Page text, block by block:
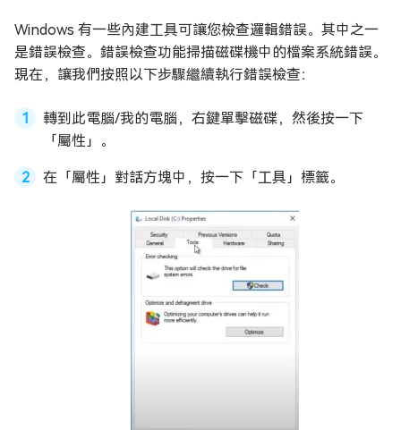
Windows 有一些內建工具可讓您檢查邏輯錯誤。其中之一
是錯誤檢查。錯誤檢查功能掃描磁碟機中的檔案系統錯誤。
現在，讓我們按照以下步驟繼續執行錯誤檢查：
轉到此電腦/我的電腦，右鍵單擊磁碟，然後按一下
「屬性」。
在「屬性」對話方塊中，按一下「工具」標籤。